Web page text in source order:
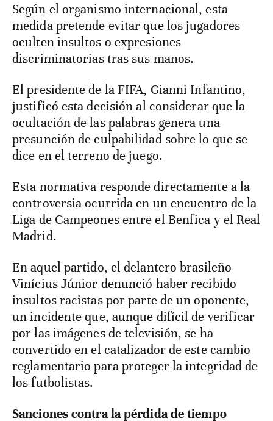
Según el organismo internacional, esta
medida pretende evitar que los jugadores
oculten insultos o expresiones
discriminatorias tras sus manos.
El presidente de la FIFA, Gianni Infantino,
justificó esta decisión al considerar que la
ocultación de las palabras genera una
presunción de culpabilidad sobre lo que se
dice en el terreno de juego.
Esta normativa responde directamente a la
controversia ocurrida en un encuentro de la
Liga de Campeones entre el Benfica y el Real
Madrid.
En aquel partido, el delantero brasileño
Vinícius Júnior denunció haber recibido
insultos racistas por parte de un oponente,
un incidente que, aunque difícil de verificar
por las imágenes de televisión, se ha
convertido en el catalizador de este cambio
reglamentario para proteger la integridad de
los futbolistas.
Sanciones contra la pérdida de tiempo